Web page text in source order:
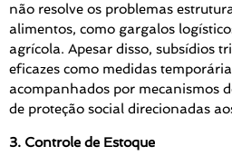
não resolve os problemas
alimentos, como gargalos
agrícola. Apesar disso, subsídios
eficazes como medidas
acompanhados por mecanismos
de proteção social direcionadas
3. Controle de Estoque